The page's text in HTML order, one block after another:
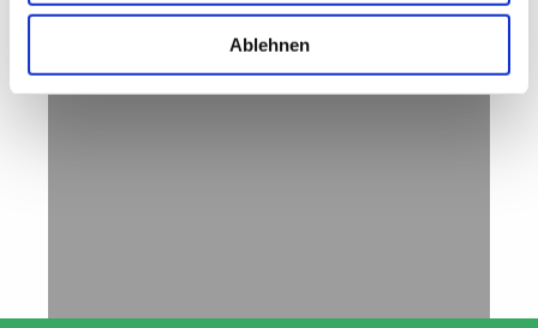
Ablehnen
Tel.: +49 05651 31406
eMail: mail@jathodesign.com